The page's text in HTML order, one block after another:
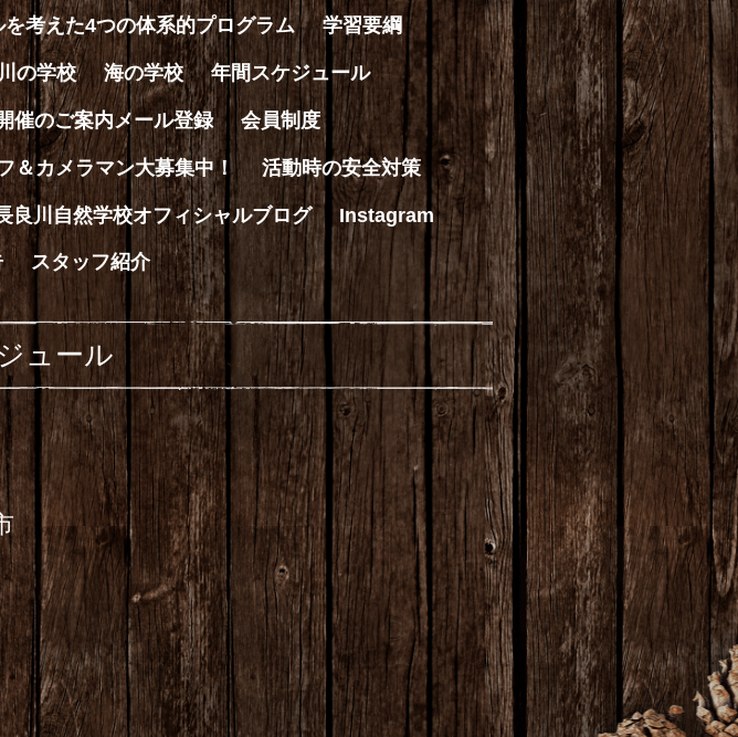
考えた4つの体系的プログラム 学習要綱
の学校 海の学校 年間スケジュール
催のご案内メール登録 会員制度
＆カメラマン大募集中！ 活動時の安全対策
良川自然学校オフィシャルブログ Instagram
スタッフ紹介
ュール